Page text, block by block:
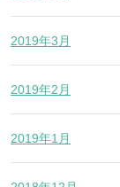
2019年3月
2019年2月
2019年1月